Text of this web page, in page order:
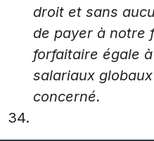
droit et sans
de payer à notre
forfaitaire égale
salariaux
concerné.